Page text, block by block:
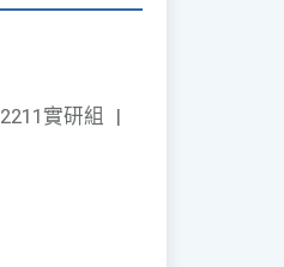
2211實研組 |